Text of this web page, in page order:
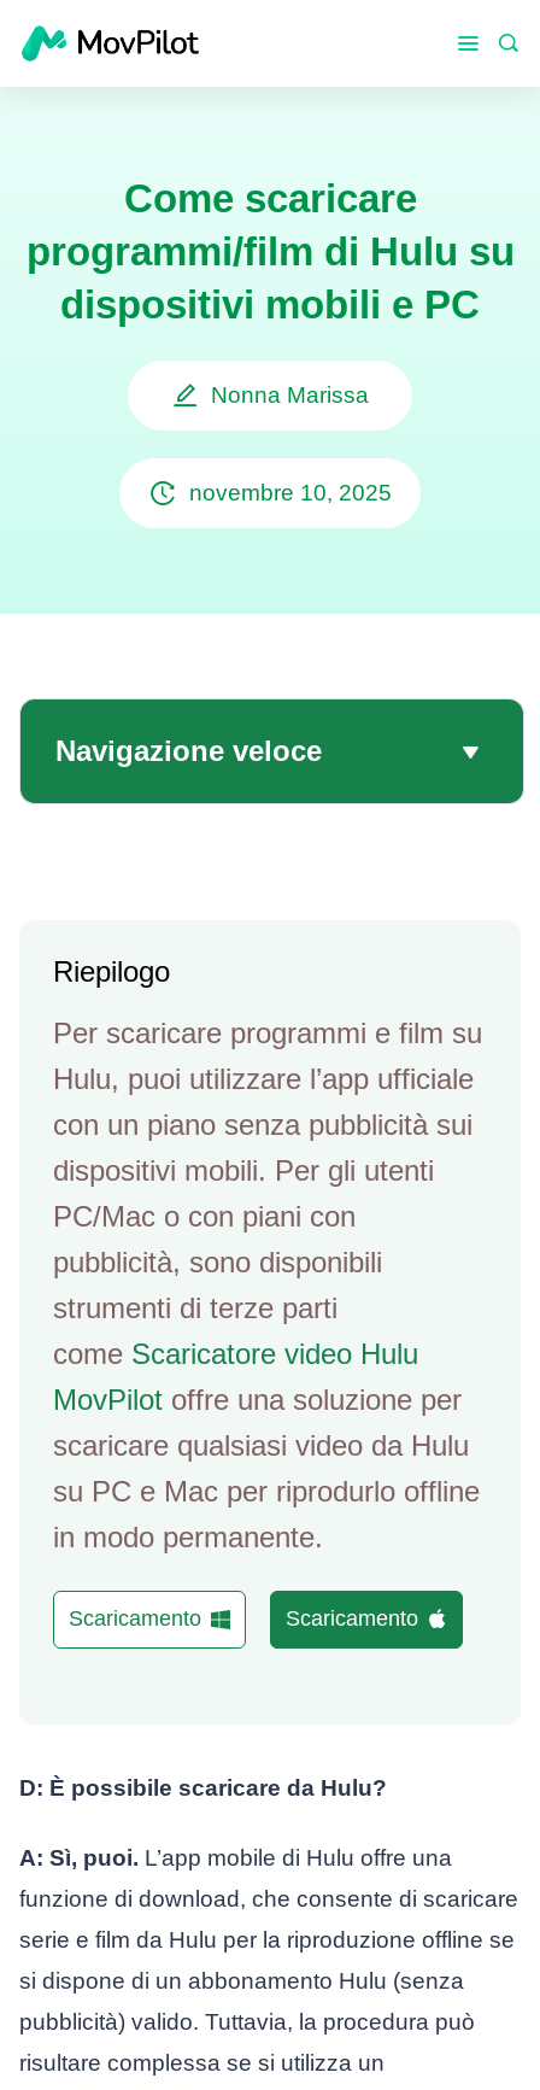
Come scaricare
programmi/film di Hulu su
dispositivi mobili e PC
Nonna Marissa
novembre 10, 2025
Navigazione veloce
Riepilogo
Per scaricare programmi e film su
Hulu, puoi utilizzare l’app ufficiale
con un piano senza pubblicità sui
dispositivi mobili. Per gli utenti
PC/Mac o con piani con
pubblicità, sono disponibili
strumenti di terze parti
come Scaricatore video Hulu
MovPilot offre una soluzione per
scaricare qualsiasi video da Hulu
su PC e Mac per riprodurlo offline
in modo permanente.
Scaricamento Scaricamento
D: È possibile scaricare da Hulu?
A: Sì, puoi. L’app mobile di Hulu offre una
funzione di download, che consente di scaricare
serie e film da Hulu per la riproduzione offline se
si dispone di un abbonamento Hulu (senza
pubblicità) valido. Tuttavia, la procedura può
risultare complessa se si utilizza un